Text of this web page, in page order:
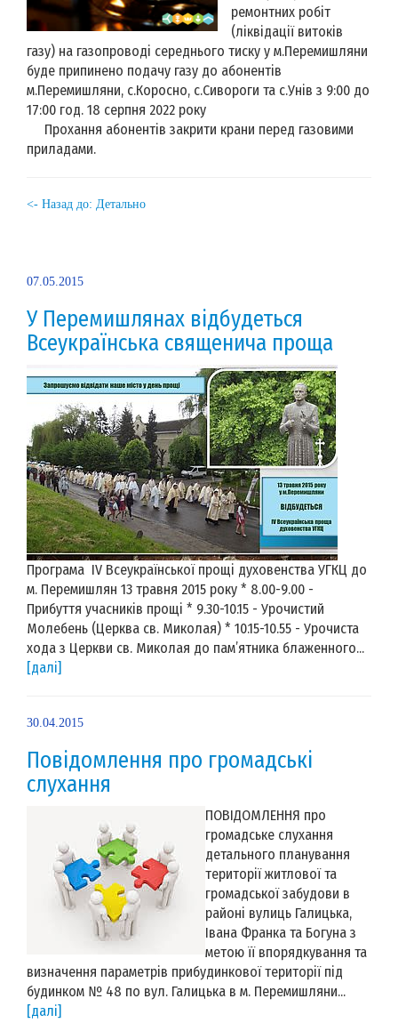
ремонтних робіт
(ліквідації витоків
газу) на газопроводі середнього тиску у м.Перемишляни
буде припинено подачу газу до абонентів
м.Перемишляни, с.Коросно, с.Сивороги та с.Унів з 9:00 до
17:00 год. 18 серпня 2022 року
Прохання абонентів закрити крани перед газовими
приладами.
<- Назад до: Детально
07.05.2015
У Перемишлянах відбудеться
Всеукраїнська священича проща
Програма IV Всеукраїнської прощі духовенства УГКЦ до
м. Перемишлян 13 травня 2015 року * 8.00-9.00 -
Прибуття учасників прощі * 9.30-10.15 - Урочистий
Молебень (Церква св. Миколая) * 10.15-10.55 - Урочиста
хода з Церкви св. Миколая до пам’ятника блаженного...
[далі]
30.04.2015
Повідомлення про громадські
слухання
ПОВІДОМЛЕННЯ про
громадське слухання
детального планування
території житлової та
громадської забудови в
районі вулиць Галицька,
Івана Франка та Богуна з
метою її впорядкування та
визначення параметрів прибудинкової території під
будинком № 48 по вул. Галицька в м. Перемишляни...
[далі]